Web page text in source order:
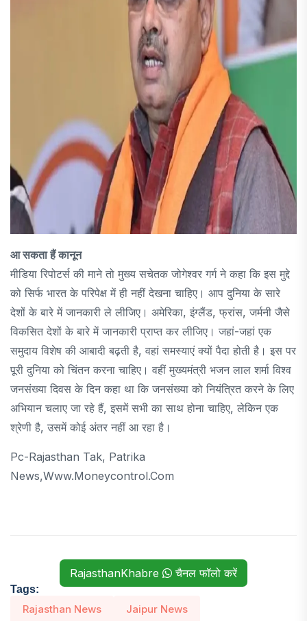
आ सकता हैं कानून
मीडिया रिपोटर्स की माने तो मुख्य सचेतक जोगेश्वर गर्ग ने कहा कि इस मुद्दे
को सिर्फ भारत के परिपेक्ष में ही नहीं देखना चाहिए। आप दुनिया के सारे
देशों के बारे में जानकारी ले लीजिए। अमेरिका, इंग्लैंड, फ्रांस, जर्मनी जैसे
विकसित देशों के बारे में जानकारी प्राप्त कर लीजिए। जहां-जहां एक
समुदाय विशेष की आबादी बढ़ती है, वहां समस्याएं क्यों पैदा होती है। इस पर
पूरी दुनिया को चिंतन करना चाहिए। वहीं मुख्यमंत्री भजन लाल शर्मा विश्व
जनसंख्या दिवस के दिन कहा था कि जनसंख्या को नियंत्रित करने के लिए
अभियान चलाए जा रहे हैं, इसमें सभी का साथ होना चाहिए, लेकिन एक
श्रेणी है, उसमें कोई अंतर नहीं आ रहा है।
Pc-Rajasthan Tak, Patrika
News,www.moneycontrol.com
RajasthanKhabre चैनल फॉलो करें
Tags:
Rajasthan News Jaipur News